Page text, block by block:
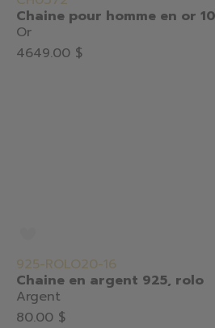
Chaine pour homme en or
Or
4649.00 $
925-ROLO20-16
Chaine en argent 925, rolo
Argent
80.00 $